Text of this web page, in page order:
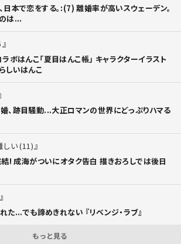
日本で恋をする。:(7) 離婚率が高いスウェーデン。
は...
ラボはんこ「夏目はんこ帳」 キャラクターイラスト
しいはんこ
、跡目騒動...大正ロマンの世界にどっぷりハマる
しい (11)
結! 成海がついにオタク告白 描きおろしでは後日
た...でも諦めきれない 『リベンジ・ラブ』
もっと見る